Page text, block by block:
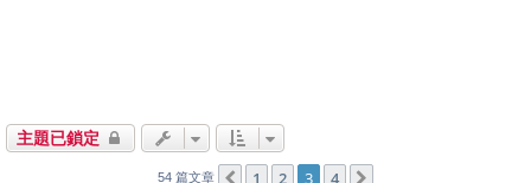
主題已鎖定
54 篇文章 1 2 3 4